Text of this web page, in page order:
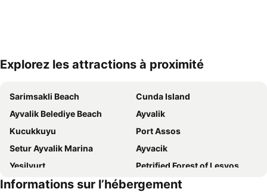
Explorez les attractions à proximité
Sarimsakli Beach
Cunda Island
Ayvalik Belediye Beach
Ayvalik
Kucukkuyu
Port Assos
Setur Ayvalik Marina
Ayvacik
Yesilyurt
Petrified Forest of Lesvos
Valide Djami
Plage de Mytilène
Informations sur l’hébergement